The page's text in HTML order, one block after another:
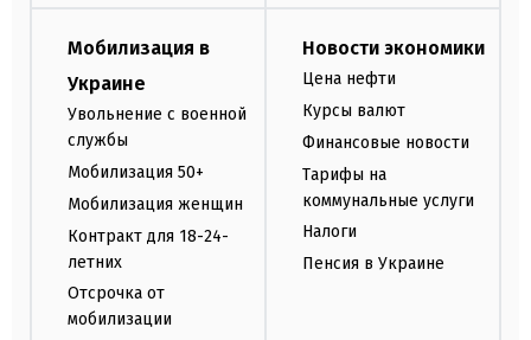
Мобилизация в
Украине
Увольнение с военной
службы
Мобилизация 50+
Мобилизация женщин
Контракт для 18-24-
летних
Отсрочка от
мобилизации
Новости экономики
Цена нефти
Курсы валют
Финансовые новости
Тарифы на
коммунальные услуги
Налоги
Пенсия в Украине